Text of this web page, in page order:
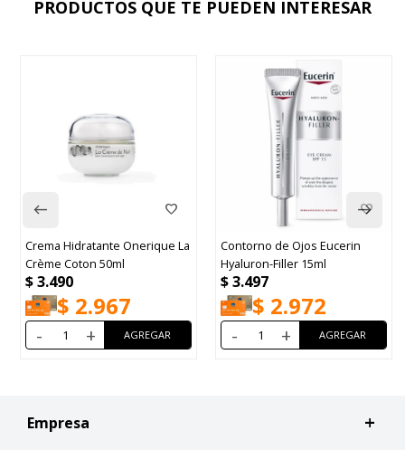
PRODUCTOS QUE TE PUEDEN INTERESAR
Crema Hidratante Onerique La
Crème Coton 50ml
$3.490
$ 2.967
- +
Contorno de Ojos Eucerin
Hyaluron-Filler 15ml
$3.497
$ 2.972
- +
Empresa